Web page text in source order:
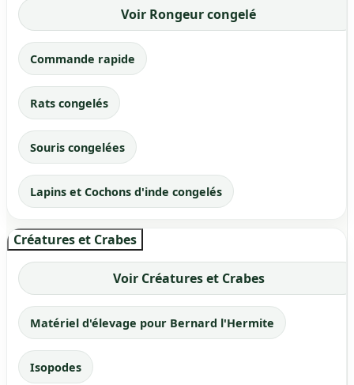
Voir Rongeur congelé
Commande rapide
Rats congelés
Souris congelées
Lapins et Cochons d'inde congelés
Créatures et Crabes
Voir Créatures et Crabes
Matériel d'élevage pour Bernard l'Hermite
Isopodes